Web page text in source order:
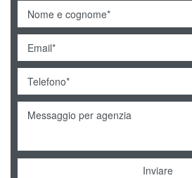
Inviare